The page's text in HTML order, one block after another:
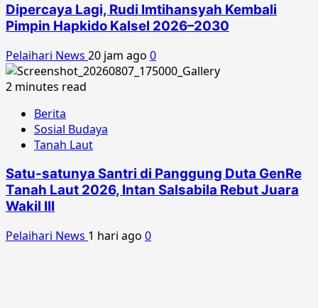
Dipercaya Lagi, Rudi Imtihansyah Kembali
Pimpin Hapkido Kalsel 2026–2030
Pelaihari News 20 jam ago 0
2 minutes read
Berita
Sosial Budaya
Tanah Laut
Satu-satunya Santri di Panggung Duta GenRe
Tanah Laut 2026, Intan Salsabila Rebut Juara
Wakil III
Pelaihari News 1 hari ago 0